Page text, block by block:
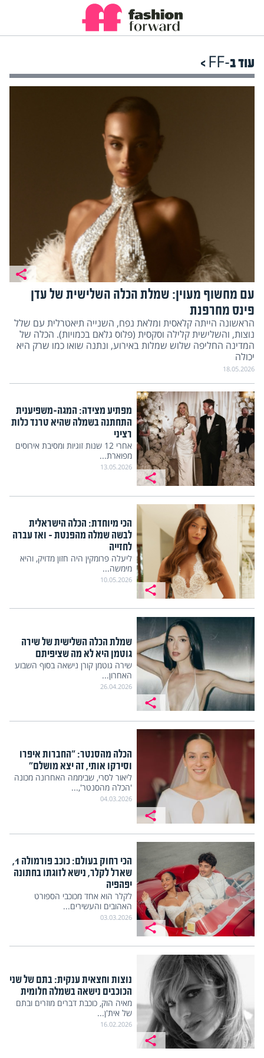
עוד ב-FF >
עם מחשוף מעוין: שמלת הכלה השלישית של עדן
פינס מחרפנת
הראשונה הייתה קלאסית ומלאת נפח, השנייה תיאטרלית עם שלל
נוצות, והשלישית קלילה וסקסית (פלוס גלאם בכמויות). הכלה של
המדינה החליפה שלוש שמלות באירוע, ונתנה שואו כמו שרק היא
יכולה
18.05.2026
מפתיע מצידה: המגה-משפיענית
התחתנה בשמלה שהיא טרנד כלות
רציני
אחרי 12 שנות זוגיות ומסיבת אירוסים
מפוארת...
13.05.2026
הכי מיוחדת: הכלה הישראלית
לבשה שמלה מהפנטת – ואז עברה
לחזייה
ליעלה פרומקין היה חזון מדויק, והיא
מימשה...
10.05.2026
שמלת הכלה השלישית של שירה
גוטמן היא לא מה שציפיתם
שירה גוטמן קורן נישאה בסוף השבוע
האחרון...
26.04.2026
הכלה מהסנטר: "החברות איפרו
וסירקו אותי, זה יצא מושלם"
ליאור לסרי, שביממה האחרונה מכונה
'הכלה מהסנטר',...
04.03.2026
הכי רחוק בעולם: כוכב פורמולה 1,
שארל לקלר, נישא לזוגתו בחתונה
יפהפיה
לקלר הוא אחד מכוכבי הספורט
האהובים והעשירים...
03.03.2026
נוצות וחצאית ענקית: בתם של שני
הכוכבים נישאה בשמלה חלומית
מאיה הוק, כוכבת דברים מוזרים ובתם
של אית'ן...
16.02.2026